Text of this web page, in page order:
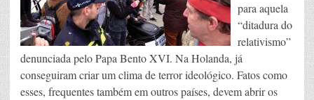
para aquela
“ditadura do
relativismo”
denunciada pelo Papa Bento XVI. Na Holanda, já
conseguiram criar um clima de terror ideológico. Fatos como
esses, frequentes também em outros países, devem abrir os